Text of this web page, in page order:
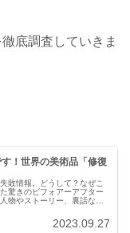
底調査していきま
！世界の美術品「修復
敗情報。どうして？なぜこ
驚きのビフォアーアフター
物やストーリー、裏話など
2023.09.27